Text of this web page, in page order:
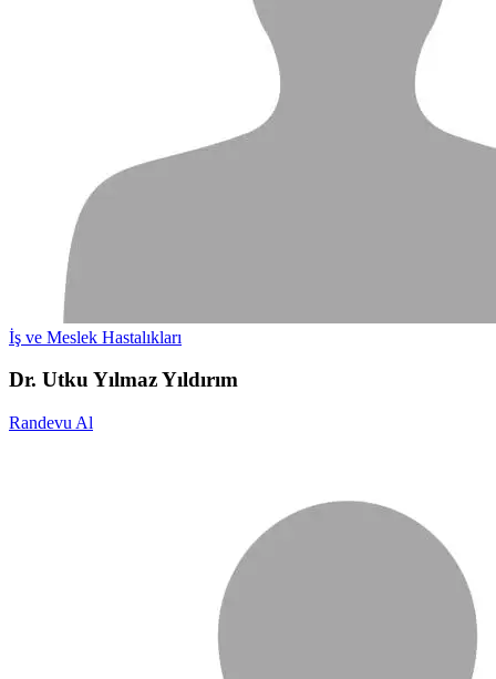
İş ve Meslek Hastalıkları
Dr. Utku Yılmaz Yıldırım
Randevu Al